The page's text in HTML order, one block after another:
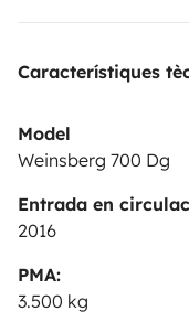
Característiques
Model
Weinsberg 700 Dg
Entrada en
2016
PMA:
3.500 kg